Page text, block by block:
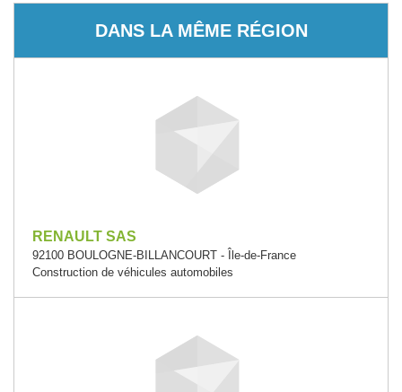
DANS LA MÊME RÉGION
RENAULT SAS
92100 BOULOGNE-BILLANCOURT - Île-de-France
Construction de véhicules automobiles